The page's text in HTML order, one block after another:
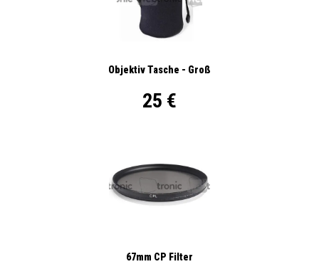
Objektiv Tasche - Groß
25 €
67mm CP Filter